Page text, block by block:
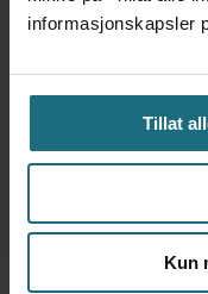
informasjonskapsler
Tillat
Kun
rammes